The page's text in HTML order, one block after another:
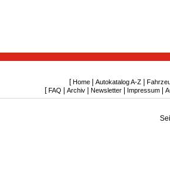
[ Home| Autokatalog A-Z|
[ FAQ Archiv Newsletter Impressum